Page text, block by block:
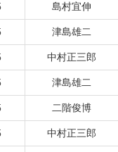
島村宜伸
津島雄二
中村正三郎
津島雄二
二階俊博
中村正三郎